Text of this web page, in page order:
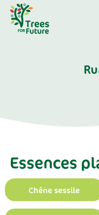
Essences
Chêne sessile